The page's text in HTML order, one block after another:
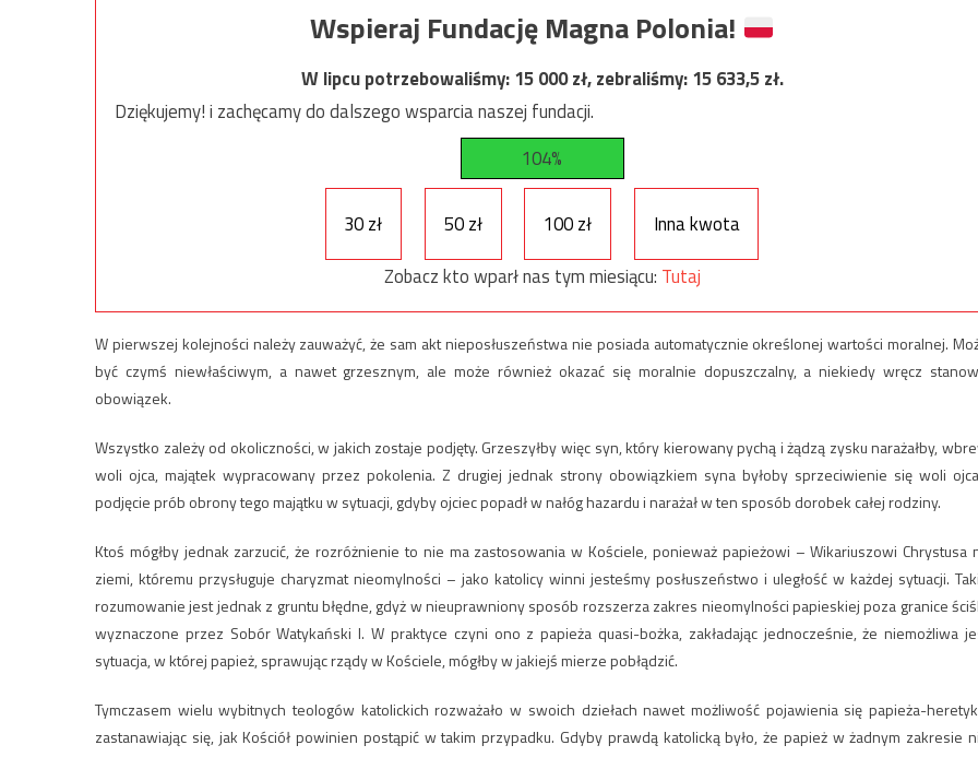
Wspieraj Fundację Magna Polonia!
W lipcu potrzebowaliśmy:15 000zł, zebraliśmy:15 633,5zł.
Dziękujemy! i zachęcamy do dalszego wsparcia naszej fundacji.
104%
30 zł 50 zł 100 zł
Inna kwota
Zobacz kto wparł nas tym miesiącu: Tutaj
W pierwszej kolejności należy zauważyć, że sam akt nieposłuszeństwa nie posiada automatycznie określonej wartości moralnej.
być czymś niewłaściwym, a nawet grzesznym, ale może również okazać się moralnie dopuszczalny, a niekiedy wręcz
obowiązek.
Wszystko zależy od okoliczności, w jakich zostaje podjęty. Grzeszyłby więc syn, który kierowany pychą i żądzą zysku narażałby,
woli ojca, majątek wypracowany przez pokolenia. Z drugiej jednak strony obowiązkiem syna byłoby sprzeciwienie się woli
podjęcie prób obrony tego majątku w sytuacji, gdyby ojciec popadł w nałóg hazardu i narażał w ten sposób dorobek całej rodziny.
Ktoś mógłby jednak zarzucić, że rozróżnienie to nie ma zastosowania w Kościele, ponieważ papieżowi – Wikariuszowi Chrystusa
ziemi, któremu przysługuje charyzmat nieomylności – jako katolicy winni jesteśmy posłuszeństwo i uległość w każdej sytuacji.
rozumowanie jest jednak z gruntu błędne, gdyż w nieuprawniony sposób rozszerza zakres nieomylności papieskiej poza granice
wyznaczone przez Sobór Watykański I. W praktyce czyni ono z papieża quasi-bożka, zakładając jednocześnie, że niemożliwa
sytuacja, w której papież, sprawując rządy w Kościele, mógłby w jakiejś mierze pobłądzić.
Tymczasem wielu wybitnych teologów katolickich rozważało w swoich dziełach nawet możliwość pojawienia się papieża-
zastanawiając się, jak Kościół powinien postąpić w takim przypadku. Gdyby prawdą katolicką było, że papież w żadnym zakresie